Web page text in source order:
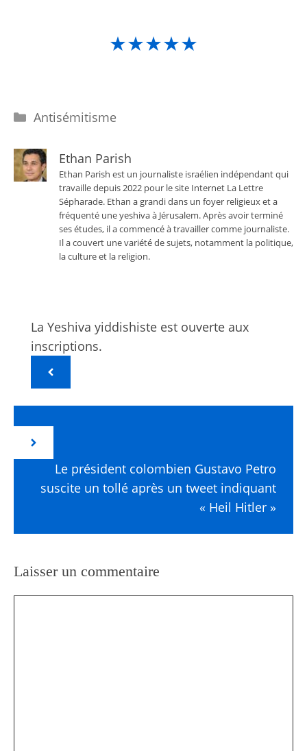
★★★★★
Catégories
Antisémitisme
Ethan Parish
Ethan Parish est un journaliste israélien indépendant qui
travaille depuis 2022 pour le site Internet La Lettre
Sépharade. Ethan a grandi dans un foyer religieux et a
fréquenté une yeshiva à Jérusalem. Après avoir terminé
ses études, il a commencé à travailler comme journaliste.
Il a couvert une variété de sujets, notamment la politique,
la culture et la religion.
La Yeshiva yiddishiste est ouverte aux
inscriptions.
Le président colombien Gustavo Petro
suscite un tollé après un tweet indiquant
« Heil Hitler »
Laisser un commentaire